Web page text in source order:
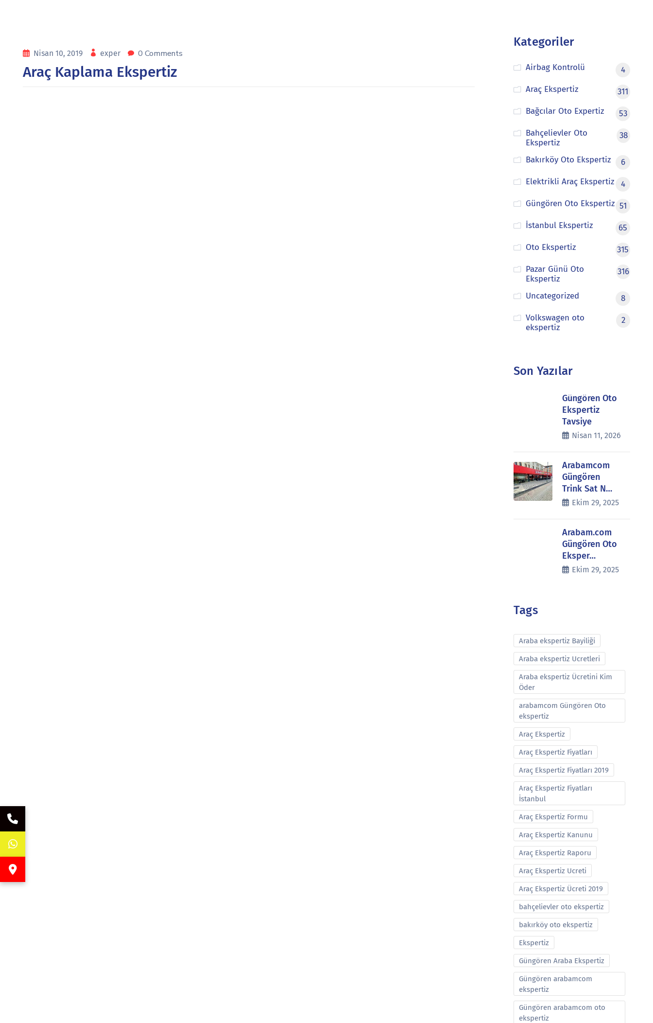
Nisan 10, 2019 exper 0 Comments
Araç Kaplama Ekspertiz
Kategoriler
Airbag Kontrolü
4
Araç Ekspertiz
311
Bağcılar Oto Expertiz
53
Bahçelievler Oto
Ekspertiz
38
Bakırköy Oto Ekspertiz
6
Elektrikli Araç Ekspertiz
4
Güngören Oto Ekspertiz 51
İstanbul Ekspertiz
65
Oto Ekspertiz
315
Pazar Günü Oto
Ekspertiz
316
Uncategorized
8
Volkswagen oto
ekspertiz
2
Son Yazılar
Güngören Oto
Ekspertiz
Tavsiye
Nisan 11, 2026
Arabamcom
Güngören
Trink Sat N…
Ekim 29, 2025
Arabam.com
Güngören Oto
Eksper…
Ekim 29, 2025
Tags
Araba ekspertiz Bayiliği
Araba ekspertiz Ucretleri
Araba ekspertiz Ücretini Kim
Öder
arabamcom Güngören Oto
ekspertiz
Araç Ekspertiz
Araç Ekspertiz Fiyatları
Araç Ekspertiz Fiyatları 2019
Araç Ekspertiz Fiyatları
İstanbul
Araç Ekspertiz Formu
Araç Ekspertiz Kanunu
Araç Ekspertiz Raporu
Araç Ekspertiz Ucreti
Araç Ekspertiz Ücreti 2019
bahçelievler oto ekspertiz
bakırköy oto ekspertiz
Ekspertiz
Güngören Araba Ekspertiz
Güngören arabamcom
ekspertiz
Güngören arabamcom oto
ekspertiz